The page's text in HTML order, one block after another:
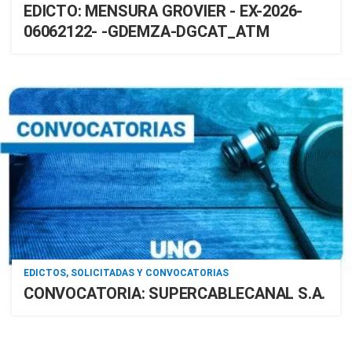
EDICTO: MENSURA GROVIER - EX-2026-
06062122- -GDEMZA-DGCAT_ATM
EDICTOS, SOLICITADAS Y CONVOCATORIAS
CONVOCATORIA: SUPERCABLECANAL S.A.